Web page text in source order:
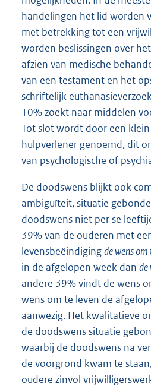
handelingen het lid worden
met betrekking tot een
worden beslissingen over
afzien van medische
van een testament en het
schriftelijk
10% zoekt naar middelen
Tot slot wordt door een
hulpverlener genoemd, dit
van psychologische of
De doodswens blijkt ook
ambiguïteit, situatie
doodswens niet per se
39% van de ouderen met
levensbeëindigingde wens om
in de afgelopen week dan de
andere 39% vindt de wens
wens om te leven de
aanwezig. Het kwalitatieve
de doodswens situatie
waarbij de doodswens na
de voorgrond kwam te
oudere zinvol